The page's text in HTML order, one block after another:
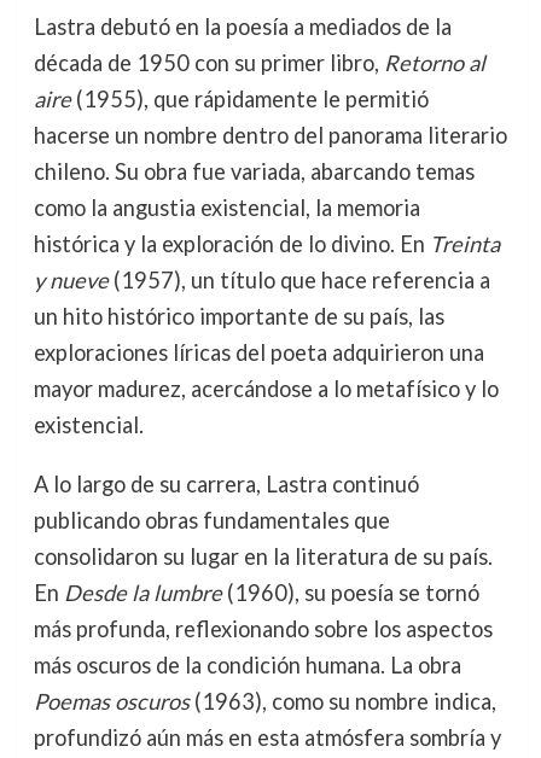
Lastra debutó en la poesía a mediados de la
década de 1950 con su primer libro, Retorno al
aire(1955), que rápidamente le permitió
hacerse un nombre dentro del panorama literario
chileno. Su obra fue variada, abarcando temas
como la angustia existencial, la memoria
histórica y la exploración de lo divino. En Treinta
y nueve(1957), un título que hace referencia a
un hito histórico importante de su país, las
exploraciones líricas del poeta adquirieron una
mayor madurez, acercándose a lo metafísico y lo
existencial.
A lo largo de su carrera, Lastra continuó
publicando obras fundamentales que
consolidaron su lugar en la literatura de su país.
En Desde la lumbre(1960), su poesía se tornó
más profunda, reflexionando sobre los aspectos
más oscuros de la condición humana. La obra
Poemas oscuros(1963), como su nombre indica,
profundizó aún más en esta atmósfera sombría y